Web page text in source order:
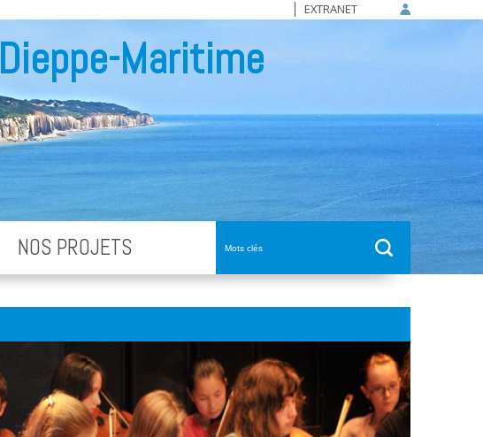
Dieppe-Maritime
EXTRANET
NOS PROJETS